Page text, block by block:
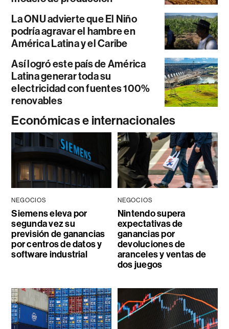
La ONU advierte que El Niño
podría agravar el hambre en
América Latina y el Caribe
Así logró este país de América
Latina generar toda su
electricidad con fuentes 100%
renovables
Económicas e internacionales
NEGOCIOS
Siemens eleva por
segunda vez su
previsión de ganancias
por centros de datos y
software industrial
NEGOCIOS
Nintendo supera
expectativas de
ganancias por
devoluciones de
aranceles y ventas de
dos juegos